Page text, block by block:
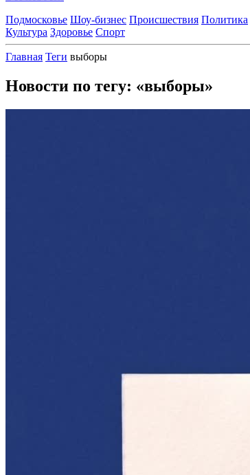
Подмосковье Шоу-бизнес Происшествия Политика
Культура Здоровье Спорт
Главная Теги выборы
Новости по тегу: «выборы»